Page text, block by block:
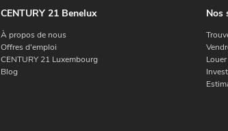
CENTURY 21 Benelux
À propos de nous
Offres d'emploi
CENTURY 21 Luxembourg
Blog
Nos